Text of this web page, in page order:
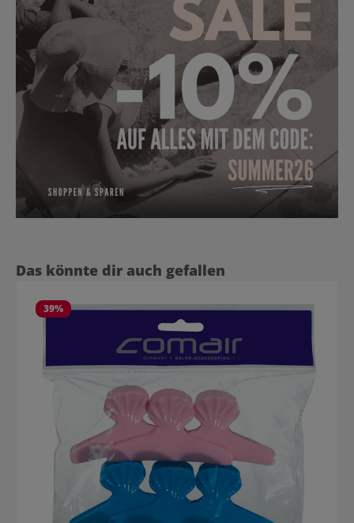
Produktgalerie überspringen
Das könnte dir auch gefallen
39%